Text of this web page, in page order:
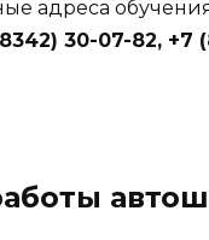
адреса
30-07-82, +7